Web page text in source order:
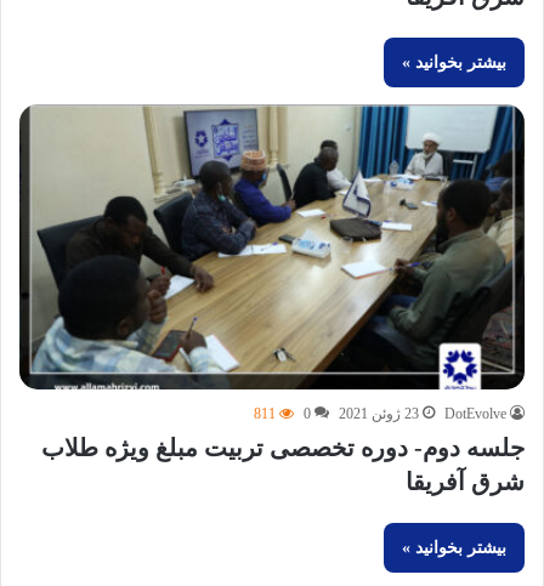
بیشتر بخوانید »
DotEvolve 23 ژوئن 2021 0
811
جلسه دوم- دوره تخصصی تربیت مبلغ ویژه طلاب
شرق آفریقا
بیشتر بخوانید »